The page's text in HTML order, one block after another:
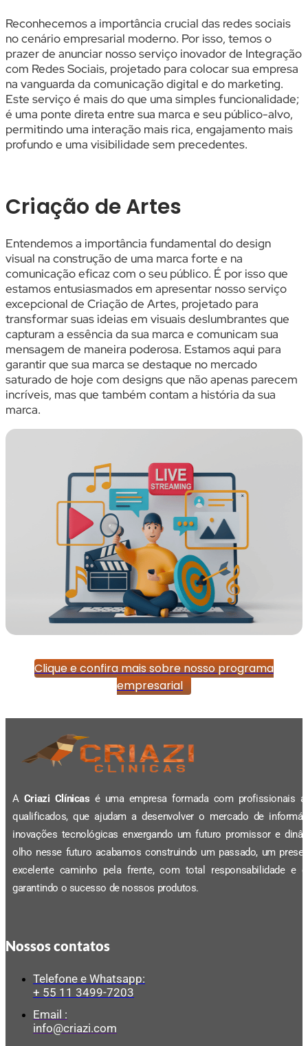
Reconhecemos a importância crucial das redes sociais
no cenário empresarial moderno. Por isso, temos o
prazer de anunciar nosso serviço inovador de Integração
com Redes Sociais, projetado para colocar sua empresa
na vanguarda da comunicação digital e do marketing.
Este serviço é mais do que uma simples funcionalidade;
é uma ponte direta entre sua marca e seu público-alvo,
permitindo uma interação mais rica, engajamento mais
profundo e uma visibilidade sem precedentes.
Criação de Artes
Entendemos a importância fundamental do design
visual na construção de uma marca forte e na
comunicação eficaz com o seu público. É por isso que
estamos entusiasmados em apresentar nosso serviço
excepcional de Criação de Artes, projetado para
transformar suas ideias em visuais deslumbrantes que
capturam a essência da sua marca e comunicam sua
mensagem de maneira poderosa. Estamos aqui para
garantir que sua marca se destaque no mercado
saturado de hoje com designs que não apenas parecem
incríveis, mas que também contam a história da sua
marca.
Clique e confira mais sobre nosso programa
empresarial
A Criazi Clínicas é uma empresa formada com profissionais
qualificados, que ajudam a desenvolver o mercado de
inovações tecnológicas enxergando um futuro promissor e
olho nesse futuro acabamos construindo um passado, um
excelente caminho pela frente, com total responsabilidade e
garantindo o sucesso de nossos produtos.
Nossos contatos
Telefone e Whatsapp:
+ 55 11 3499-7203
Email :
info@criazi.com